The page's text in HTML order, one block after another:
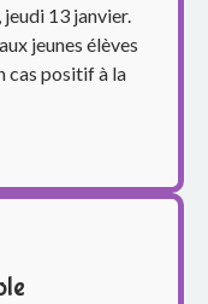
jeudi 13 janvier.
jeunes élèves
cas positif à la